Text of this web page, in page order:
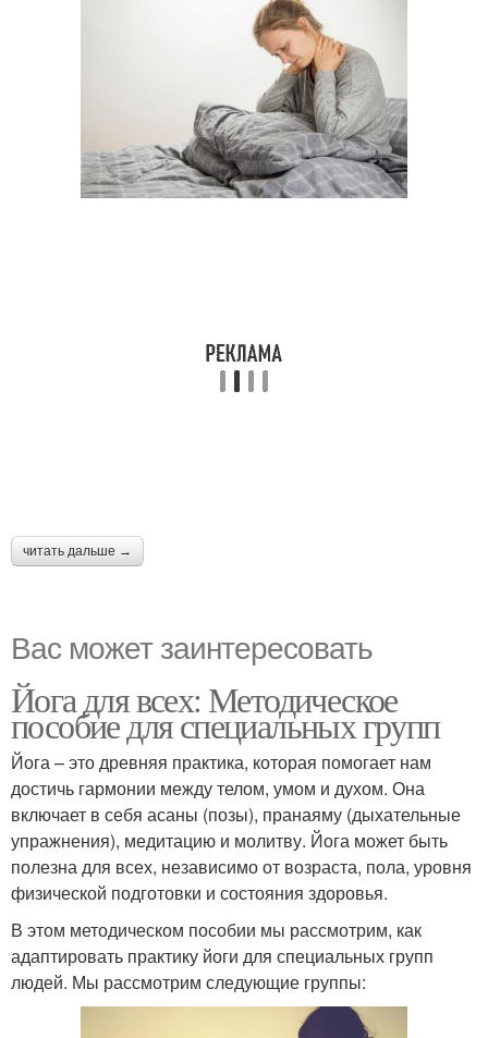
читать дальше →
Вас может заинтересовать
Йога для всех: Методическое
пособие для специальных групп
Йога – это древняя практика, которая помогает нам
достичь гармонии между телом, умом и духом. Она
включает в себя асаны (позы), пранаяму (дыхательные
упражнения), медитацию и молитву. Йога может быть
полезна для всех, независимо от возраста, пола, уровня
физической подготовки и состояния здоровья.
В этом методическом пособии мы рассмотрим, как
адаптировать практику йоги для специальных групп
людей. Мы рассмотрим следующие группы: